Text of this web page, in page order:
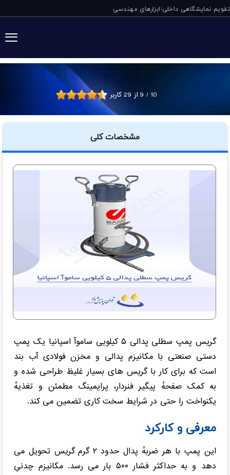
تقویم نمایشگاهی داخلی|ابزارهای مهندسی
گریس پمپ سطلی پدالی 5 9 / 10 از 29کاربر
مشخصات کلی
گریس پمپ سطلی پدالی ۵ کیلویی ساموآ اسپانیا یک پمپ
دستی صنعتی با مکانیزم پدالی و مخزن فولادی آب بند
است که برای کار با گریس های بسیار غلیظ طراحی شده و
به کمک صفحهٔ پیگیر فنردار، پرایمینگ مطمئن و تغذیهٔ
یکنواخت را حتی در شرایط سخت کاری تضمین می کند.
معرفی و کارکرد
این پمپ با هر ضربهٔ پدال حدود ‎۲ گرم گریس تحویل می
دهد و به حداکثر فشار ‎۵۰۰ بار می رسد. مکانیزم چدنیِ